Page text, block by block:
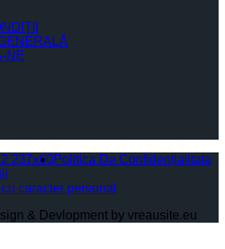
NE
Politica De Confidențialitate
caracter personal
& Devlopment by vreausite.eu